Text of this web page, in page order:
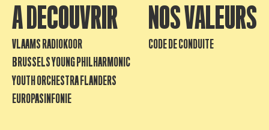
A DECOUVRIR
VLAAMS RADIOKOOR
BRUSSELS YOUNG PHILHARMONIC
YOUTH ORCHESTRA FLANDERS
EUROPASINFONIE
NOS VALEURS
CODE DE CONDUITE